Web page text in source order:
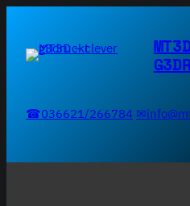
springen
☎036621/266784